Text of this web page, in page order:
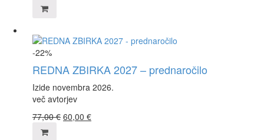
-22%
REDNA ZBIRKA 2027 – prednaročilo
Izide novembra 2026.
več avtorjev
77,00€ 60,00 €